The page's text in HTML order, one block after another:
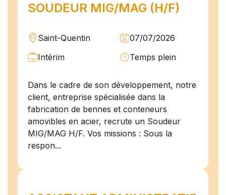
SOUDEUR MIG/MAG (H/F)
Saint-Quentin
07/07/2026
Intérim
Temps plein
Dans le cadre de son développement, notre
client, entreprise spécialisée dans la
fabrication de bennes et conteneurs
amovibles en acier, recrute un Soudeur
MIG/MAG H/F. Vos missions : Sous la
respon...